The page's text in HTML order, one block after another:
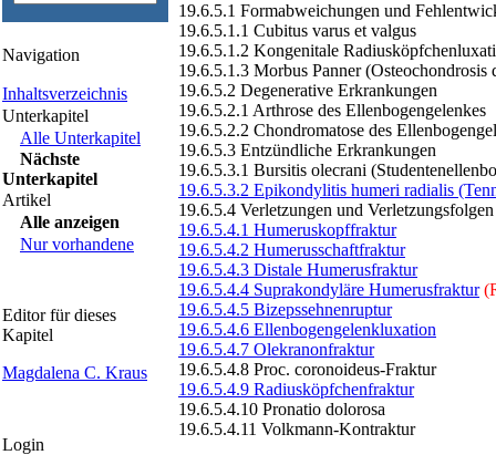
Navigation
Inhaltsverzeichnis
Unterkapitel
Alle Unterkapitel
Nächste
Unterkapitel
Artikel
Alle anzeigen
Nur vorhandene
Editor für dieses
Kapitel
Magdalena C. Kraus
Login
19.6.5.1 Formabweichungen und
19.6.5.1.1 Cubitus varus et valgus
19.6.5.1.2 Kongenitale
19.6.5.1.3 Morbus Panner (Osteochondrosis
19.6.5.2 Degenerative Erkrankungen
19.6.5.2.1 Arthrose des Ellenbogengelenkes
19.6.5.2.2 Chondromatose des
19.6.5.3 Entzündliche Erkrankungen
19.6.5.3.1 Bursitis olecrani
19.6.5.3.2 Epikondylitis humeri radialis
19.6.5.4 Verletzungen und Verletzungsfolgen
19.6.5.4.1 Humeruskopffraktur
19.6.5.4.2 Humerusschaftfraktur
19.6.5.4.3 Distale Humerusfraktur
19.6.5.4.4 Suprakondyläre Humerusfraktur
19.6.5.4.5 Bizepssehnenruptur
19.6.5.4.6 Ellenbogengelenkluxation
19.6.5.4.7 Olekranonfraktur
19.6.5.4.8 Proc. coronoideus-Fraktur
19.6.5.4.9 Radiusköpfchenfraktur
19.6.5.4.10 Pronatio dolorosa
19.6.5.4.11 Volkmann-Kontraktur